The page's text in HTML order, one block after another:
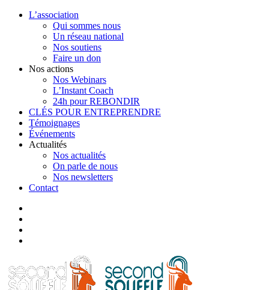
L’association
Qui sommes nous
Un réseau national
Nos soutiens
Faire un don
Nos actions
Nos Webinars
L’Instant Coach
24h pour REBONDIR
CLÉS POUR ENTREPRENDRE
Témoignages
Événements
Actualités
Nos actualités
On parle de nous
Nos newsletters
Contact